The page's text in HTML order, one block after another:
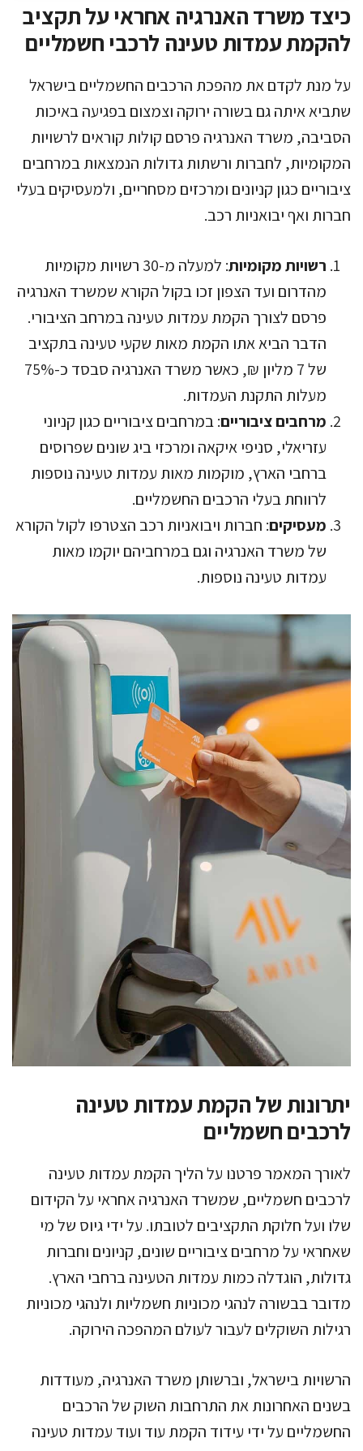
כיצד משרד האנרגיה אחראי על תקציב
להקמת עמדות טעינה לרכבי חשמליים
על מנת לקדם את מהפכת הרכבים החשמליים בישראל
שתביא איתה גם בשורה ירוקה וצמצום בפגיעה באיכות
הסביבה, משרד האנרגיה פרסם קולות קוראים לרשויות
המקומיות, לחברות ורשתות גדולות הנמצאות במרחבים
ציבוריים כגון קניונים ומרכזים מסחריים, ולמעסיקים בעלי
חברות ואף יבואניות רכב.
רשויות מקומיות
: למעלה מ-30 רשויות מקומיות
מהדרום ועד הצפון זכו בקול הקורא שמשרד האנרגיה
פרסם לצורך הקמת עמדות טעינה במרחב הציבורי.
הדבר הביא אתו הקמת מאות שקעי טעינה בתקציב
של 7 מליון ₪, כאשר משרד האנרגיה סבסד כ-75%
מעלות התקנת העמדות.
מרחבים ציבוריים: במרחבים ציבוריים כגון קניוני
עזריאלי, סניפי איקאה ומרכזי ביג שונים שפרוסים
ברחבי הארץ, מוקמות מאות עמדות טעינה נוספות
לרווחת בעלי הרכבים החשמליים.
מעסיקים: חברות ויבואניות רכב הצטרפו לקול הקורא
של משרד האנרגיה וגם במרחביהם יוקמו מאות
עמדות טעינה נוספות.
יתרונות של הקמת עמדות טעינה
לרכבים חשמליים
לאורך המאמר פרטנו על הליך הקמת עמדות טעינה
לרכבים חשמליים, שמשרד האנרגיה אחראי על הקידום
שלו ועל חלוקת התקציבים לטובתו. על ידי גיוס של מי
שאחראי על מרחבים ציבוריים שונים, קניונים וחברות
גדולות, הוגדלה כמות עמדות הטעינה ברחבי הארץ.
מדובר בבשורה לנהגי מכוניות חשמליות ולנהגי מכוניות
רגילות השוקלים לעבור לעולם המהפכה הירוקה.
הרשויות בישראל, וברשותן משרד האנרגיה, מעודדות
בשנים האחרונות את התרחבות השוק של הרכבים
החשמליים על ידי עידוד הקמת עוד ועוד עמדות טעינה